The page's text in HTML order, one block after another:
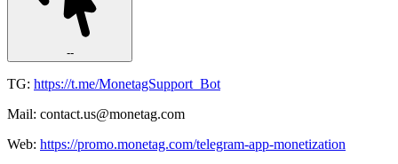
--
TG: https://t.me/MonetagSupport_Bot
Mail: contact.us@monetag.com
Web: https://promo.monetag.com/telegram-app-monetization